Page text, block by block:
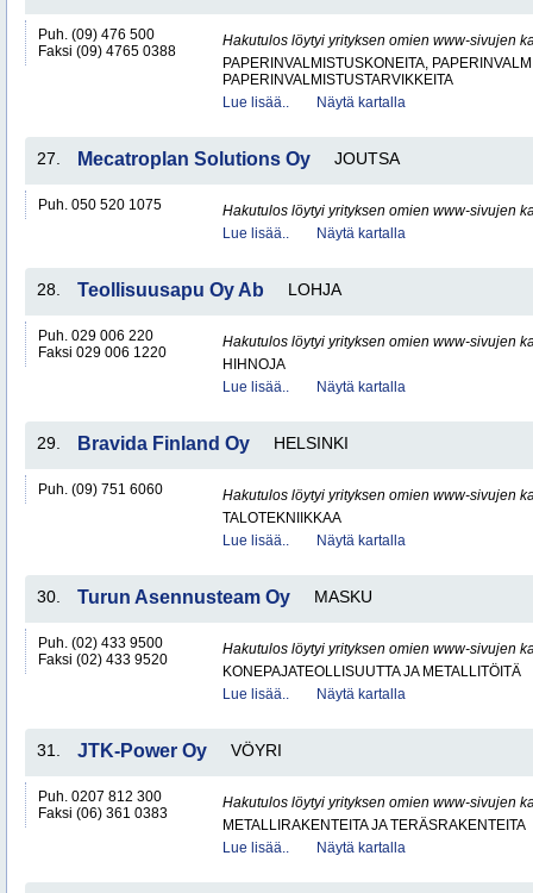
Puh. (09) 476 500
Faksi (09) 4765 0388
Hakutulos löytyi yrityksen omien www-sivujen
PAPERINVALMISTUSKONEITA,
PAPERINVALMISTUSTARVIKKEITA
Lue lisää..
Näytä kartalla
27. Mecatroplan Solutions Oy JOUTSA
Puh. 050 520 1075
Hakutulos löytyi yrityksen omien www-sivujen
Lue lisää..
Näytä kartalla
28. Teollisuusapu Oy Ab LOHJA
Puh. 029 006 220
Faksi 029 006 1220
Hakutulos löytyi yrityksen omien www-sivujen
HIHNOJA
Lue lisää..
Näytä kartalla
29. Bravida Finland Oy HELSINKI
Puh. (09) 751 6060
Hakutulos löytyi yrityksen omien www-sivujen
TALOTEKNIIKKAA
Lue lisää..
Näytä kartalla
30. Turun Asennusteam Oy MASKU
Puh. (02) 433 9500
Faksi (02) 433 9520
Hakutulos löytyi yrityksen omien www-sivujen
KONEPAJATEOLLISUUTTA JA METALLITÖITÄ
Lue lisää..
Näytä kartalla
31. JTK-Power Oy VÖYRI
Puh. 0207 812 300
Faksi (06) 361 0383
Hakutulos löytyi yrityksen omien www-sivujen
METALLIRAKENTEITA JA TERÄSRAKENTEITA
Lue lisää..
Näytä kartalla